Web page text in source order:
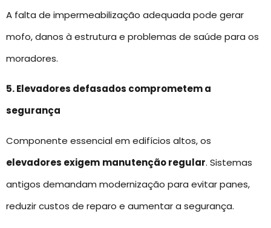
A falta de impermeabilização adequada pode gerar
mofo, danos à estrutura e problemas de saúde para os
moradores.
5. Elevadores defasados comprometem a
segurança
Componente essencial em edifícios altos, os
elevadores exigem manutenção regular. Sistemas
antigos demandam modernização para evitar panes,
reduzir custos de reparo e aumentar a segurança.